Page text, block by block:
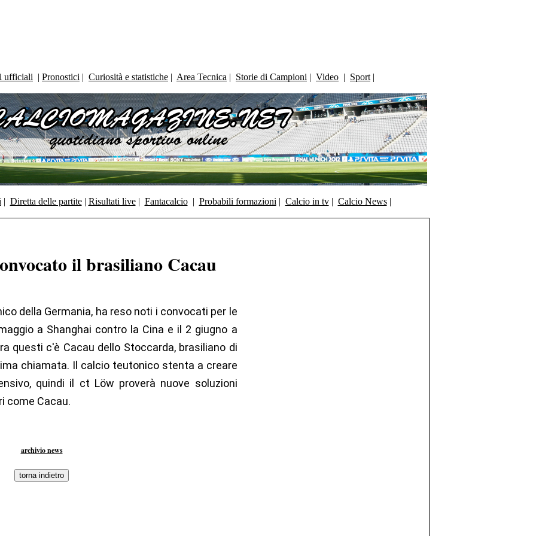
ufficiali | Pronostici | Curiosità e statistiche | Area Tecnica | Storie di Campioni | Video | Sport |
| Diretta delle partite| Risultati live| Fantacalcio| Probabili formazioni | Calcio in tv| Calcio News|
il brasiliano Cacau
della Germania, ha reso noti i convocati per le
a Shanghai contro la Cina e il 2 giugno a
questi c'è Cacau dello Stoccarda, brasiliano di
chiamata. Il calcio teutonico stenta a creare
quindi il ct Löw proverà nuove soluzioni
come Cacau.
archivio news